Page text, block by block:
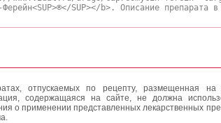
отпускаемых по рецепту, размещенная на
содержащаяся на сайте, не должна
о применении представленных лекарственных